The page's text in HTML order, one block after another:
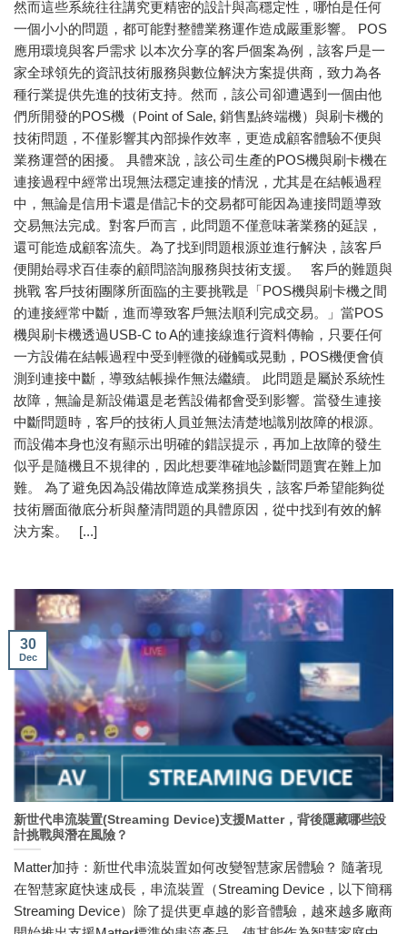
然而這些系統往往講究更精密的設計與高穩定性，哪怕是任何
一個小小的問題，都可能對整體業務運作造成嚴重影響。 POS
應用環境與客戶需求 以本次分享的客戶個案為例，該客戶是一
家全球領先的資訊技術服務與數位解決方案提供商，致力為各
種行業提供先進的技術支持。然而，該公司卻遭遇到一個由他
們所開發的POS機（Point of Sale, 銷售點終端機）與刷卡機的
技術問題，不僅影響其內部操作效率，更造成顧客體驗不便與
業務運營的困擾。 具體來說，該公司生產的POS機與刷卡機在
連接過程中經常出現無法穩定連接的情況，尤其是在結帳過程
中，無論是信用卡還是借記卡的交易都可能因為連接問題導致
交易無法完成。對客戶而言，此問題不僅意味著業務的延誤，
還可能造成顧客流失。為了找到問題根源並進行解決，該客戶
便開始尋求百佳泰的顧問諮詢服務與技術支援。 客戶的難題與
挑戰 客戶技術團隊所面臨的主要挑戰是「POS機與刷卡機之間
的連接經常中斷，進而導致客戶無法順利完成交易。」當POS
機與刷卡機透過USB-C to A的連接線進行資料傳輸，只要任何
一方設備在結帳過程中受到輕微的碰觸或晃動，POS機便會偵
測到連接中斷，導致結帳操作無法繼續。 此問題是屬於系統性
故障，無論是新設備還是老舊設備都會受到影響。當發生連接
中斷問題時，客戶的技術人員並無法清楚地識別故障的根源。
而設備本身也沒有顯示出明確的錯誤提示，再加上故障的發生
似乎是隨機且不規律的，因此想要準確地診斷問題實在難上加
難。 為了避免因為設備故障造成業務損失，該客戶希望能夠從
技術層面徹底分析與釐清問題的具體原因，從中找到有效的解
決方案。 [...]
新世代串流裝置(Streaming Device)支援Matter，背後隱藏哪些設
計挑戰與潛在風險？
Matter加持：新世代串流裝置如何改變智慧家居體驗？ 隨著現
在智慧家庭快速成長，串流裝置（Streaming Device，以下簡稱
Streaming Device）除了提供更卓越的影音體驗，越來越多廠商
30
Dec